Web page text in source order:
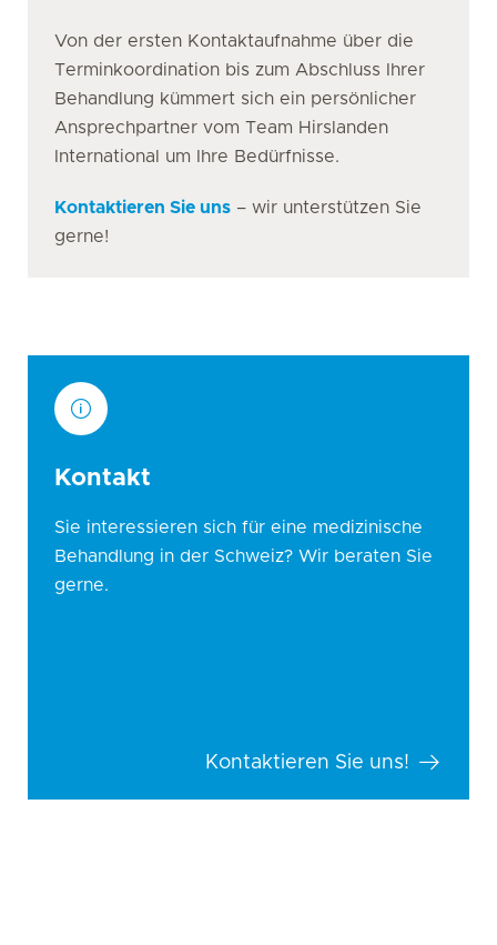
Von der ersten Kontaktaufnahme über die
Terminkoordination bis zum Abschluss Ihrer
Behandlung kümmert sich ein persönlicher
Ansprechpartner vom Team Hirslanden
International um Ihre Bedürfnisse.
Kontaktieren Sie uns – wir unterstützen Sie
gerne!
Kontakt
Sie interessieren sich für eine medizinische
Behandlung in der Schweiz? Wir beraten Sie
gerne.
Kontaktieren Sie uns!